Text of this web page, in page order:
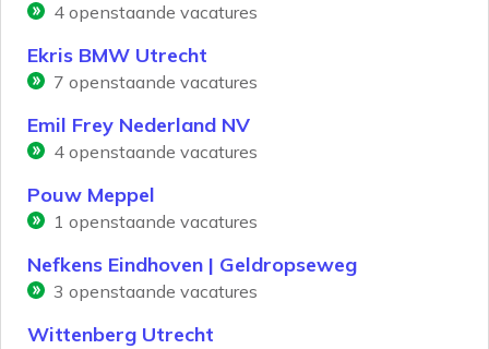
4 openstaande vacatures
Ekris BMW Utrecht
7 openstaande vacatures
Emil Frey Nederland NV
4 openstaande vacatures
Pouw Meppel
1 openstaande vacatures
Nefkens Eindhoven | Geldropseweg
3 openstaande vacatures
Wittenberg Utrecht